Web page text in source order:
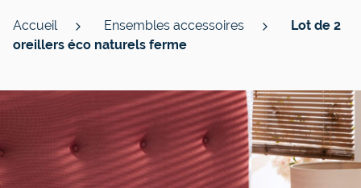
Accueil Ensembles accessoires
Lot de 2
oreillers éco naturels ferme